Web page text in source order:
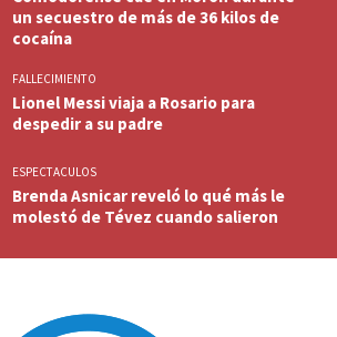
un secuestro de más de 36 kilos de
cocaína
FALLECIMIENTO
Lionel Messi viaja a Rosario para
despedir a su padre
ESPECTACULOS
Brenda Asnicar reveló lo qué más le
molestó de Tévez cuando salieron